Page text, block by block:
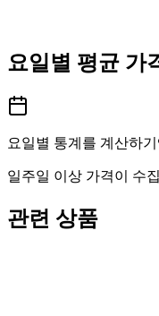
요일별 평균 가
요일별 통계를 계산하
일주일 이상 가격이 수
관련 상품